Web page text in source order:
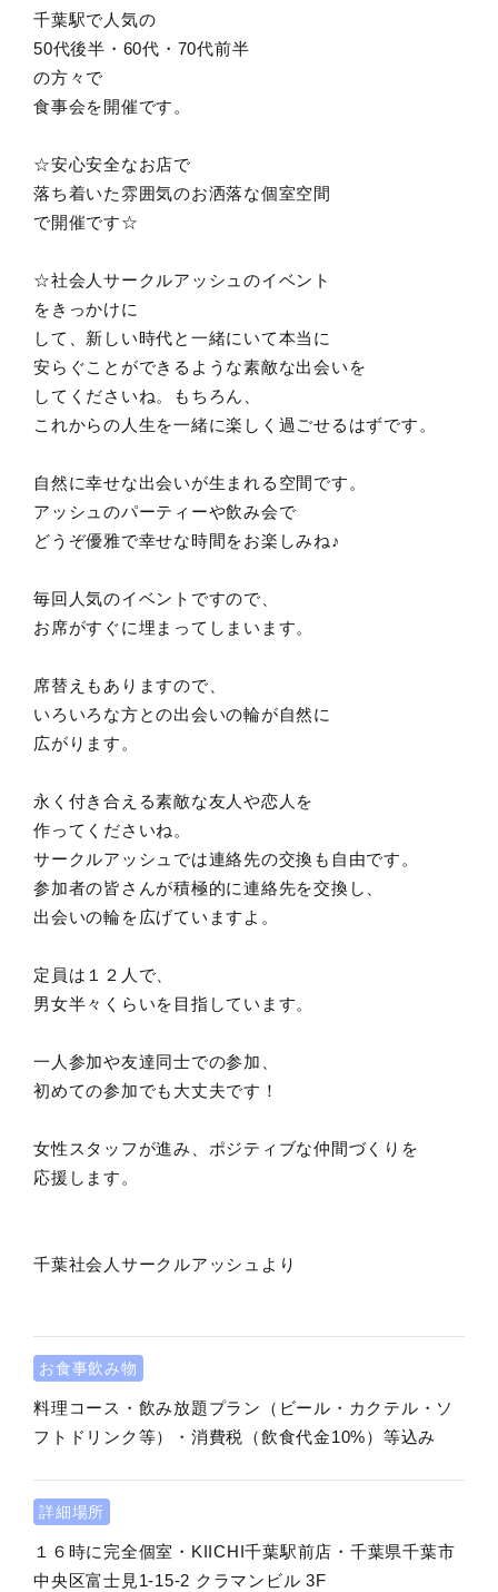
千葉駅で人気の
50代後半・60代・70代前半
の方々で
食事会を開催です。
☆安心安全なお店で
落ち着いた雰囲気のお洒落な個室空間
で開催です☆
☆社会人サークルアッシュのイベント
をきっかけに
して、新しい時代と一緒にいて本当に
安らぐことができるような素敵な出会いを
してくださいね。もちろん、
これからの人生を一緒に楽しく過ごせるはずです。
自然に幸せな出会いが生まれる空間です。
アッシュのパーティーや飲み会で
どうぞ優雅で幸せな時間をお楽しみね♪
毎回人気のイベントですので、
お席がすぐに埋まってしまいます。
席替えもありますので、
いろいろな方との出会いの輪が自然に
広がります。
永く付き合える素敵な友人や恋人を
作ってくださいね。
サークルアッシュでは連絡先の交換も自由です。
参加者の皆さんが積極的に連絡先を交換し、
出会いの輪を広げていますよ。
定員は１２人で、
男女半々くらいを目指しています。
一人参加や友達同士での参加、
初めての参加でも大丈夫です！
女性スタッフが進み、ポジティブな仲間づくりを
応援します。
千葉社会人サークルアッシュより
お食事飲み物
料理コース・飲み放題プラン（ビール・カクテル・ソ
フトドリンク等）・消費税（飲食代金10%）等込み
詳細場所
１６時に完全個室・KIICHI千葉駅前店・千葉県千葉市
中央区富士見1-15-2 クラマンビル 3F